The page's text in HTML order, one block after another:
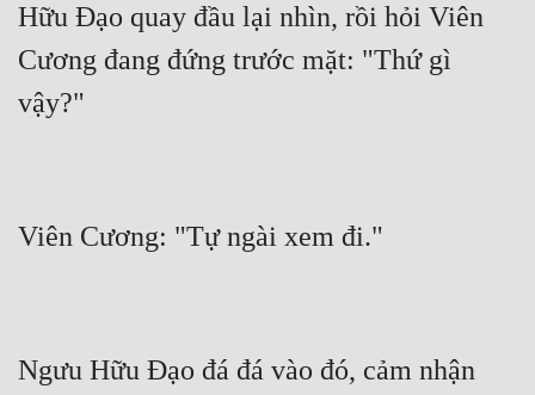
Hữu Đạo quay đầu lại nhìn, rồi hỏi Viên
Cương đang đứng trước mặt: "Thứ gì
Ngưu Hữu Đạo đá đá vào đó, cảm nhận